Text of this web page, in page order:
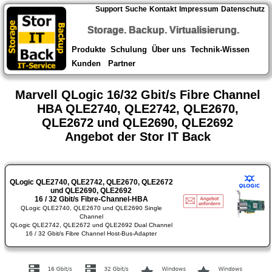
Support Suche Kontakt Impressum Datenschutz
Storage. Backup. Virtualisierung.
Produkte Schulung Über uns Technik-Wissen
Kunden
Partner
Marvell QLogic 16/32 Gbit/s Fibre Channel
HBA QLE2740, QLE2742, QLE2670,
QLE2672 und QLE2690, QLE2692
Angebot der Stor IT Back
QLogic QLE2740, QLE2742, QLE2670, QLE2672
und QLE2690, QLE2692
16 / 32 Gbit/s Fibre-Channel-HBA
QLogic QLE2740, QLE2670 und QLE2690 Single
Channel
QLogic QLE2742, QLE2672 und QLE2692 Dual Channel
16 / 32 Gbit/s Fibre Channel Host-Bus-Adapter